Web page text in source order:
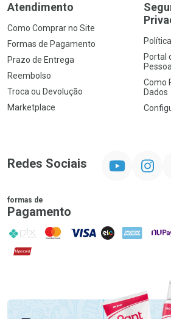
Atendimento
Como Comprar no Site
Formas de Pagamento
Prazo de Entrega
Reembolso
Troca ou Devolução
Marketplace
Portal
Como
Dados
Redes Sociais
formas de
Pagamento
PIX MasterCard
VISA ELO AMEX
Hipercard
Promoção em Destaque